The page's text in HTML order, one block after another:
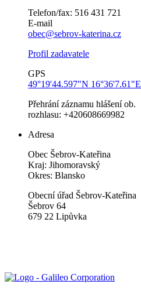
Telefon/fax: 516 431 721
E-mail
obec@sebrov-katerina.cz
Profil zadavatele
GPS
49°19'44.597"N 16°36'7.61"E
Přehrání záznamu hlášení ob.
rozhlasu: +420608669982
Adresa
Obec Šebrov-Kateřina
Kraj: Jihomoravský
Okres: Blansko
Obecní úřad Šebrov-Kateřina
Šebrov 64
679 22 Lipůvka